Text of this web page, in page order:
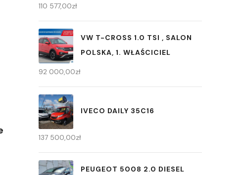
110 577,00zł
VW T-CROSS 1.0 TSI , SALON
POLSKA, 1. WŁAŚCICIEL
92 000,00zł
IVECO DAILY 35C16
137 500,00zł
PEUGEOT 5008 2.0 DIESEL